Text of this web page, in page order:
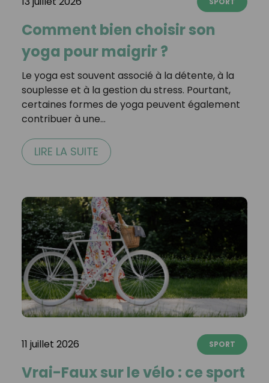
Comment bien choisir son
yoga pour maigrir ?
Le yoga est souvent associé à la détente, à la
souplesse et à la gestion du stress. Pourtant,
certaines formes de yoga peuvent également
contribuer à une…
LIRE LA SUITE
11 juillet 2026 SPORT
Vrai-Faux sur le vélo : ce sport